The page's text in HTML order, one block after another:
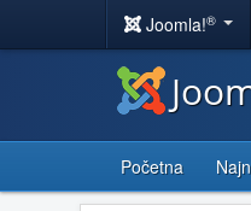
Joomla!®
Početna